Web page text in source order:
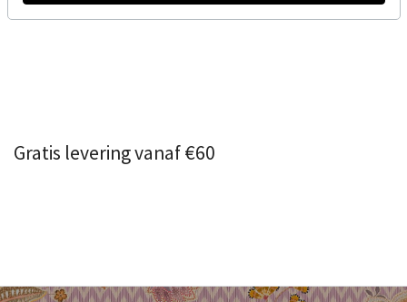
Gratis levering vanaf €60